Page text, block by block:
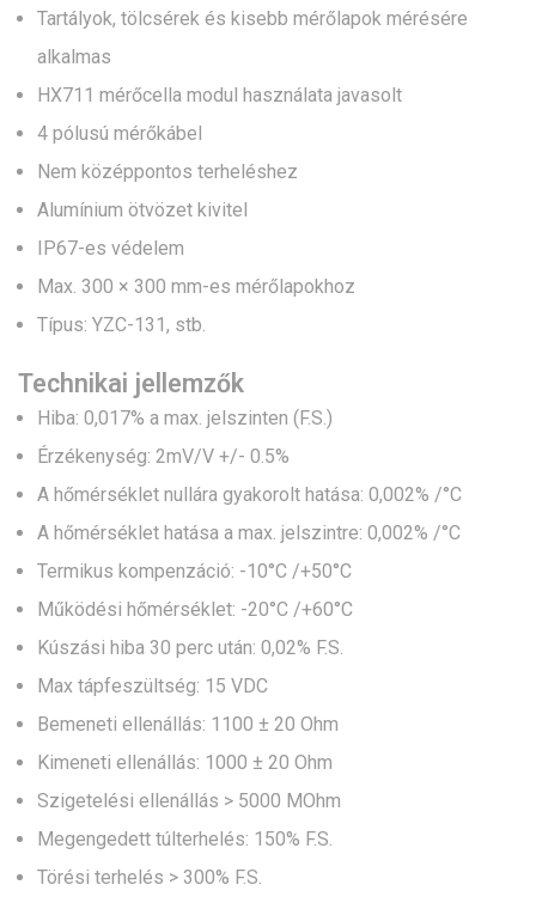
Tartályok, tölcsérek és kisebb mérőlapok mérésére
alkalmas
HX711 mérőcella modul használata javasolt
4 pólusú mérőkábel
Nem középpontos terheléshez
Alumínium ötvözet kivitel
IP67-es védelem
Max. 300 × 300 mm-es mérőlapokhoz
Típus: YZC-131, stb.
Technikai jellemzők
Hiba: 0,017% a max. jelszinten (F.S.)
Érzékenység: 2mV/V +/- 0.5%
A hőmérséklet nullára gyakorolt hatása: 0,002% /°C
A hőmérséklet hatása a max. jelszintre: 0,002% /°C
Termikus kompenzáció: -10°C /+50°C
Működési hőmérséklet: -20°C /+60°C
Kúszási hiba 30 perc után: 0,02% F.S.
Max tápfeszültség: 15 VDC
Bemeneti ellenállás: 1100 ± 20 Ohm
Kimeneti ellenállás: 1000 ± 20 Ohm
Szigetelési ellenállás > 5000 MOhm
Megengedett túlterhelés: 150% F.S.
Törési terhelés > 300% F.S.